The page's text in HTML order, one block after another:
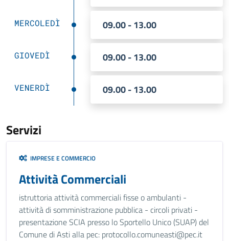
MERCOLEDÌ 09.00 - 13.00
GIOVEDÌ 09.00 - 13.00
VENERDÌ 09.00 - 13.00
Servizi
IMPRESE E COMMERCIO
Attività Commerciali
istruttoria attività commerciali fisse o ambulanti -
attività di somministrazione pubblica - circoli privati -
presentazione SCIA presso lo Sportello Unico (SUAP) del
Comune di Asti alla pec: protocollo.comuneasti@pec.it